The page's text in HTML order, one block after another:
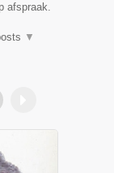
afspraak.
▼